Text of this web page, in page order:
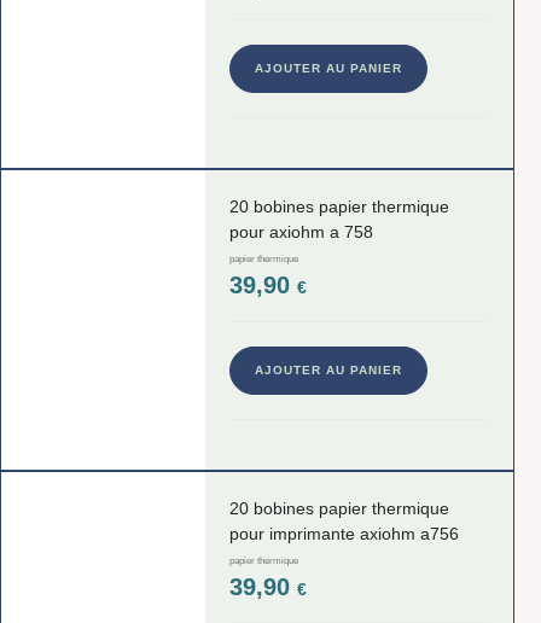
AJOUTER AU PANIER
20 bobines papier thermique
pour axiohm a 758
papier thermique
39,90€
AJOUTER AU PANIER
20 bobines papier thermique
pour imprimante axiohm a756
papier thermique
39,90€